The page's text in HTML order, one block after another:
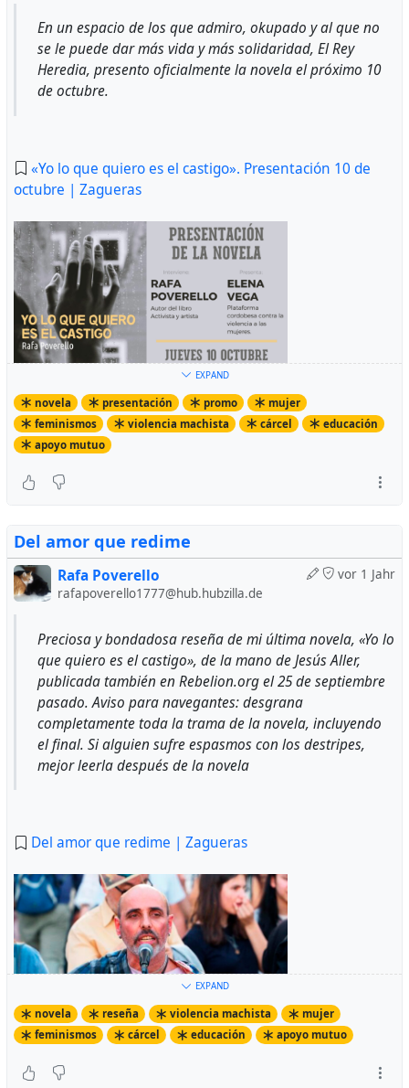
En un espacio de los que admiro, okupado y al que no
se le puede dar más vida y más solidaridad, El Rey
Heredia, presento oficialmente la novela el próximo 10
de octubre.
«Yo lo que quiero es el castigo». Presentación 10 de
octubre | Zagueras
EXPAND
novela presentación promo
mujer
feminismos
violencia machista cárcel
educación
apoyo mutuo
Del amor que redime
vor 1 Jahr
Rafa Poverello
rafapoverello1777@hub.hubzilla.de
Preciosa y bondadosa reseña de mi última novela, «Yo lo
que quiero es el castigo», de la mano de Jesús Aller,
publicada también en Rebelion.org el 25 de septiembre
pasado. Aviso para navegantes: desgrana
completamente toda la trama de la novela, incluyendo
el final. Si alguien sufre espasmos con los destripes,
mejor leerla después de la novela
Del amor que redime | Zagueras
EXPAND
novela reseña violencia machista
mujer
feminismos
cárcel educación apoyo mutuo